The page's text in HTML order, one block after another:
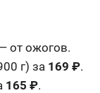
от ожогов.
г) за 169 ₽.
165 ₽.